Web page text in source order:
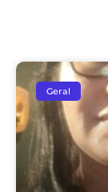
Geral